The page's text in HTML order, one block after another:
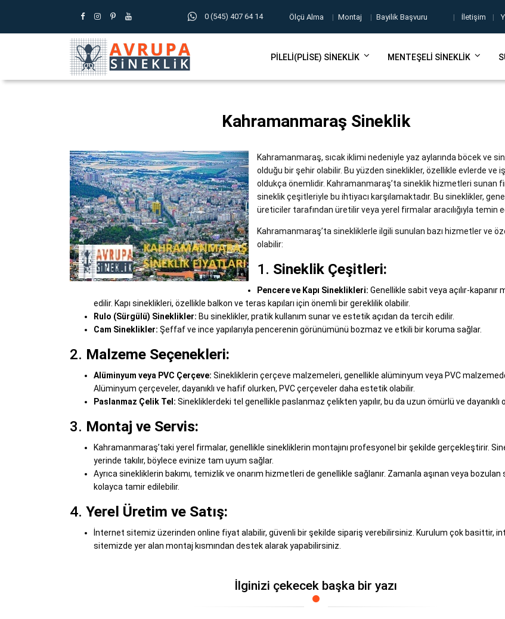
0 (545) 407 64 14 Ölçü Alma | Montaj | Bayilik Başvuru | İletişim |
PILELI(PLISE) SINEKLIK MENTEŞELI SINEKLIK
Kahramanmaraş Sineklik
Kahramanmaraş, sıcak iklimi nedeniyle yaz aylarında böcek ve
olduğu bir şehir olabilir. Bu yüzden sineklikler, özellikle evlerde ve
oldukça önemlidir. Kahramanmaraş’ta sineklik hizmetleri sunan
sineklik çeşitleriyle bu ihtiyacı karşılamaktadır. Bu sineklikler,
üreticiler tarafından üretilir veya yerel firmalar aracılığıyla temin
Kahramanmaraş’ta sinekliklerle ilgili sunulan bazı hizmetler ve
olabilir:
1. Sineklik Çeşitleri:
Pencere ve Kapı Sineklikleri: Genellikle sabit veya açılır-kapanır
edilir. Kapı sineklikleri, özellikle balkon ve teras kapıları için önemli bir gereklilik olabilir.
Rulo (Sürgülü) Sineklikler: Bu sineklikler, pratik kullanım sunar ve estetik açıdan da tercih edilir.
Cam Sineklikler: Şeffaf ve ince yapılarıyla pencerenin görünümünü bozmaz ve etkili bir koruma sağlar.
2. Malzeme Seçenekleri:
Alüminyum veya PVC Çerçeve: Sinekliklerin çerçeve malzemeleri, genellikle alüminyum veya PVC
Alüminyum çerçeveler, dayanıklı ve hafif olurken, PVC çerçeveler daha estetik olabilir.
Paslanmaz Çelik Tel: Sinekliklerdeki tel genellikle paslanmaz çelikten yapılır, bu da uzun ömürlü ve dayanıklı
3. Montaj ve Servis:
Kahramanmaraş’taki yerel firmalar, genellikle sinekliklerin montajını profesyonel bir şekilde gerçekleştirir.
yerinde takılır, böylece evinize tam uyum sağlar.
Ayrıca sinekliklerin bakımı, temizlik ve onarım hizmetleri de genellikle sağlanır. Zamanla aşınan veya bozulan
kolayca tamir edilebilir.
4. Yerel Üretim ve Satış:
İnternet sitemiz üzerinden online fiyat alabilir, güvenli bir şekilde sipariş verebilirsiniz. Kurulum çok basittir,
sitemizde yer alan montaj kısmından destek alarak yapabilirsiniz.
İlginizi çekecek başka bir yazı